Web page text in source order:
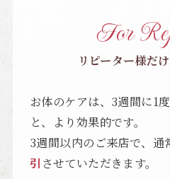
For
リピーター様だ
お体のケアは、3週間に1
と、より効果的です。
3週間以内のご来店で、通
引させていただきます。